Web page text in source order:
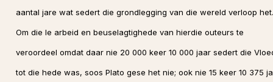
aantal jare wat sedert die grondlegging van die wereld verloop het.
Om die le arbeid en beuselagtighede van hierdie outeurs te
veroordeel omdat daar nie 20 000 keer 10 000 jaar sedert die
tot die hede was, soos Plato gese het nie; ook nie 15 keer 10 375